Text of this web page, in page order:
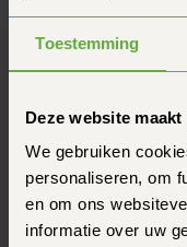
Toestemming
Deze website
We gebruiken
personaliseren, om
en om ons
informatie over uw
Motorradfahren
komfortabler.
Integration von
de Mit dem neuen
für
bedeutet, dass du
Sicherheit deines